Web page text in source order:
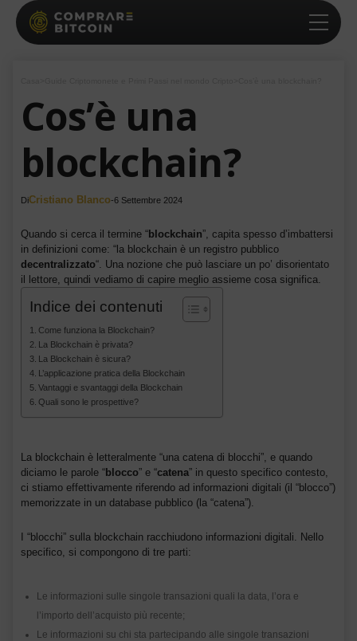
Cos’è una
blockchain?
DiCristiano Blanco-6 Settembre 2024
Quando si cerca il termine “ blockchain”, capita spesso d’imbattersi
in definizioni come: “la blockchain è un registro pubblico
decentralizzato“. Una nozione che può lasciare un po’ disorientato
il lettore, quindi vediamo di capire meglio assieme cosa significa.
Indice dei contenuti
Come funziona la Blockchain?
La Blockchain è privata?
La Blockchain è sicura?
L’applicazione pratica della Blockchain
Vantaggi e svantaggi della Blockchain
Quali sono le prospettive?
La blockchain è letteralmente “una catena di blocchi”, e quando
diciamo le parole “ blocco” e “catena” in questo specifico contesto,
ci stiamo effettivamente riferendo ad informazioni digitali (il “blocco”)
memorizzate in un database pubblico (la “catena”).
I “blocchi” sulla blockchain racchiudono informazioni digitali. Nello
specifico, si compongono di tre parti:
Le informazioni sulle singole transazioni quali la data, l’ora e
l’importo dell’acquisto più recente;
Le informazioni su chi sta partecipando alle singole transazioni